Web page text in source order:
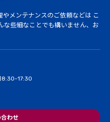
メンテナンスのご依頼などは こ
な些細なことでも構いません、お
8:30-17:30
わせ